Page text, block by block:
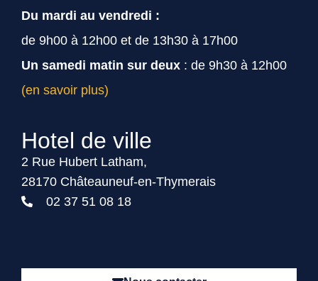
Hotel de ville
2 Rue Hubert Latham,
28170 Châteauneuf-en-Thymerais
02 37 51 08 18
Du mardi au vendredi :
de 9h00 à 12h00 et de 13h30 à 17h00
Un samedi matin sur deux : de 9h30 à 12h00
(en savoir plus)